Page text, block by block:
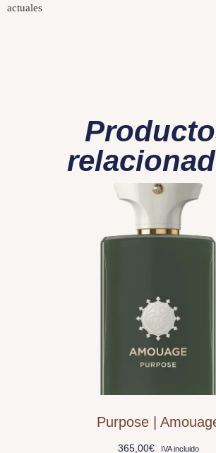
actuales
Purpose |
365,00€ IVA incluido